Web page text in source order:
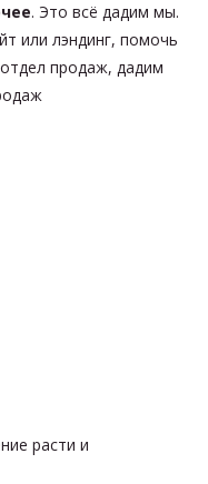
. Это всё дадим мы.
или лэндинг, помочь
продаж, дадим
расти и